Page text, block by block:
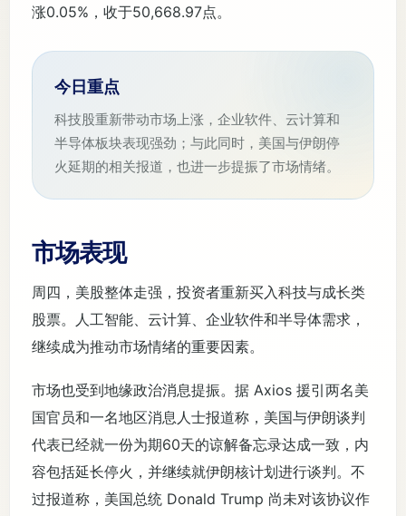
涨0.05%，收于50,668.97点。
今日重点
科技股重新带动市场上涨，企业软件、云计算和
半导体板块表现强劲；与此同时，美国与伊朗停
火延期的相关报道，也进一步提振了市场情绪。
市场表现
周四，美股整体走强，投资者重新买入科技与成长类
股票。人工智能、云计算、企业软件和半导体需求，
继续成为推动市场情绪的重要因素。
市场也受到地缘政治消息提振。据 Axios 援引两名美
国官员和一名地区消息人士报道称，美国与伊朗谈判
代表已经就一份为期60天的谅解备忘录达成一致，内
容包括延长停火，并继续就伊朗核计划进行谈判。不
过报道称，美国总统 Donald Trump 尚未对该协议作